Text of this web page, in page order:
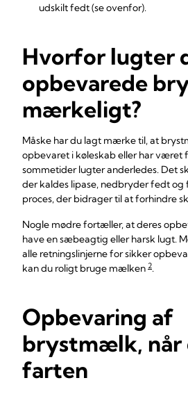
udskilt fedt (se ovenfor).
Hvorfor lugter
opbevarede
mærkeligt?
Måske har du lagt mærke til, at
opbevaret i køleskab eller har været
sommetider lugter anderledes. Det
der kaldes lipase, nedbryder fedt
proces, der bidrager til at forhindre
Nogle mødre fortæller, at deres
have en sæbeagtig eller harsk lugt.
alle retningslinjerne for sikker
kan du roligt bruge mælken 2.
Opbevaring af
brystmælk, når
farten